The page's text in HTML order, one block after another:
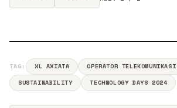
TAG: XL AXIATA OPERATOR TELEKOMUNIKASI
SUSTAINABILITY
TECHNOLOGY DAYS 2024